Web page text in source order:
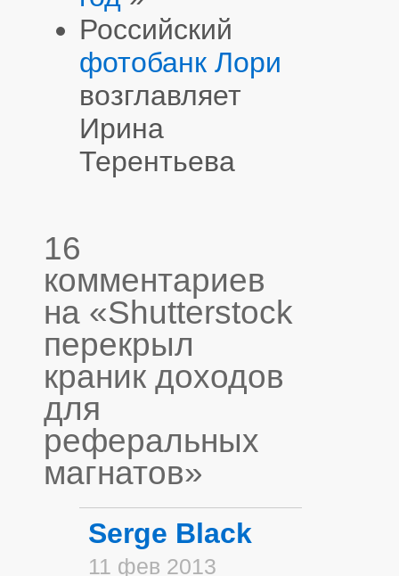
Российский
фотобанк Лори
возглавляет
Ирина
Терентьева
16
комментариев
на «Shutterstock
перекрыл
краник доходов
для
реферальных
магнатов»
Serge Black
11 фев 2013